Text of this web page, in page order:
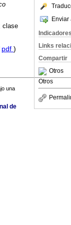
Enviar
Links
Compartir
Otros
Otros
clase
pdf )
una
de